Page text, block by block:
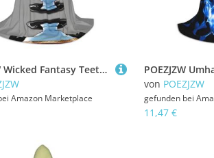
POEZJZW Wicked Fantasy Teetassen Muster Kapuzenumhang Robe Kostüm Umhang für Erwachsene Männer Frauen Weihnachten Hoodies Umhang Cosplay Kostüme L
Amazon Marketplace
von POEZJZW
gefunden bei
11,47 €